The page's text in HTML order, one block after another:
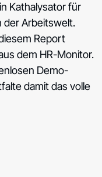
Kathalysator für
der Arbeitswelt.
Report
dem HR-Monitor.
Demo-
damit das volle